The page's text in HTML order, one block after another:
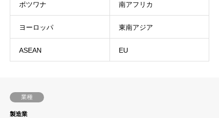
ボツワナ 南アフリカ
ヨーロッパ 東南アジア
ASEAN EU
業種
製造業